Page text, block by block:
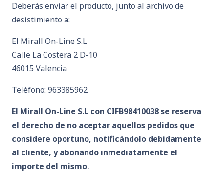
Deberás enviar el producto, junto al archivo de
desistimiento a:
El Mirall On-Line S.L
Calle La Costera 2 D-10
46015 Valencia
Teléfono: 963385962
El Mirall On-Line S.L con CIFB98410038 se reserva
el derecho de no aceptar aquellos pedidos que
considere oportuno, notificándolo debidamente
al cliente, y abonando inmediatamente el
importe del mismo.